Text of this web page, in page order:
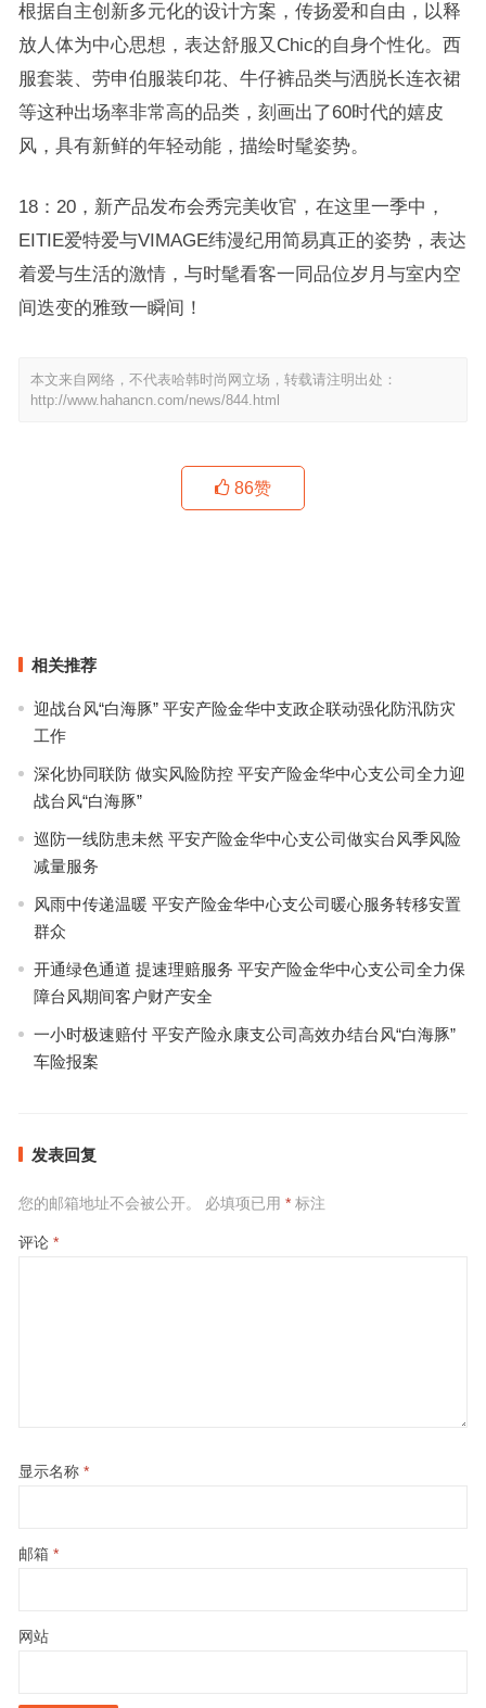
根据自主创新多元化的设计方案，传扬爱和自由，以释
放人体为中心思想，表达舒服又Chic的自身个性化。西
服套装、劳申伯服装印花、牛仔裤品类与洒脱长连衣裙
等这种出场率非常高的品类，刻画出了60时代的嬉皮
风，具有新鲜的年轻动能，描绘时髦姿势。
18：20，新产品发布会秀完美收官，在这里一季中，
EITIE爱特爱与VIMAGE纬漫纪用简易真正的姿势，表达
着爱与生活的激情，与时髦看客一同品位岁月与室内空
间迭变的雅致一瞬间！
本文来自网络，不代表哈韩时尚网立场，转载请注明出处：
http://www.hahancn.com/news/844.html
86赞
相关推荐
迎战台风“白海豚” 平安产险金华中支政企联动强化防汛防灾
工作
深化协同联防 做实风险防控 平安产险金华中心支公司全力迎
战台风“白海豚”
巡防一线防患未然 平安产险金华中心支公司做实台风季风险
减量服务
风雨中传递温暖 平安产险金华中心支公司暖心服务转移安置
群众
开通绿色通道 提速理赔服务 平安产险金华中心支公司全力保
障台风期间客户财产安全
一小时极速赔付 平安产险永康支公司高效办结台风“白海豚”
车险报案
发表回复
您的邮箱地址不会被公开。 必填项已用 *标注
评论 *
显示名称 *
邮箱 *
网站